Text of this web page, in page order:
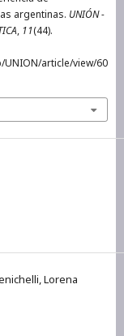
argentinas. UNIÓN -
, 11(44).
article/view/60
Lorena